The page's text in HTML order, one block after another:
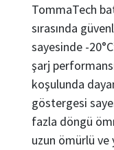
TommaTech
sırasında
sayesinde -
şarj
koşulunda
göstergesi
fazla döngü
uzun ömürlü ve